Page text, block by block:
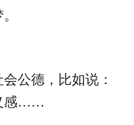
公德，比如说：
感……